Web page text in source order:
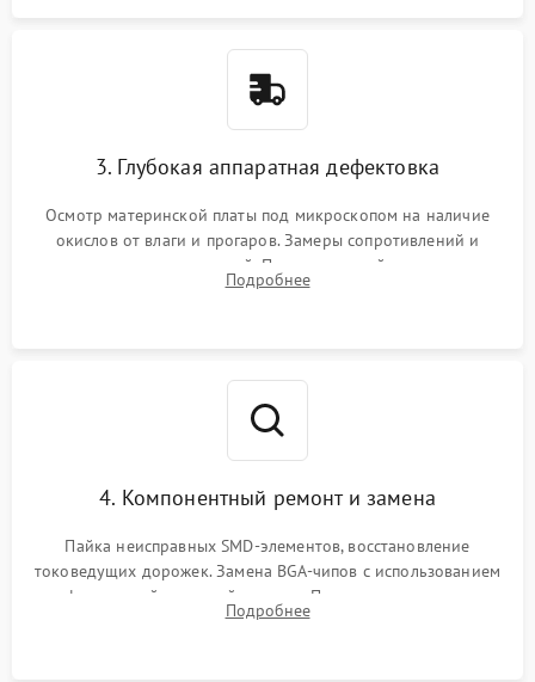
3. Глубокая аппаратная дефектовка
Осмотр материнской платы под микроскопом на наличие
окислов от влаги и прогаров. Замеры сопротивлений и
дежурных напряжений. Проверка цепей питания,
мультиконтроллера, процессора и видеочипа.
Подробнее
4. Компонентный ремонт и замена
Пайка неисправных SMD-элементов, восстановление
токоведущих дорожек. Замена BGA-чипов с использованием
инфракрасной паяльной станции. Прошивка микросхемы
BIOS или замена поврежденных портов USB
Подробнее